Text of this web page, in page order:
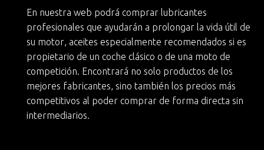
En nuestra web podrá comprar lubricantes
profesionales que ayudarán a prolongar la vida útil de
su motor, aceites especialmente recomendados si es
propietario de un coche clásico o de una moto de
competición. Encontrará no solo productos de los
mejores fabricantes, sino también los precios más
competitivos al poder comprar de forma directa sin
intermediarios.